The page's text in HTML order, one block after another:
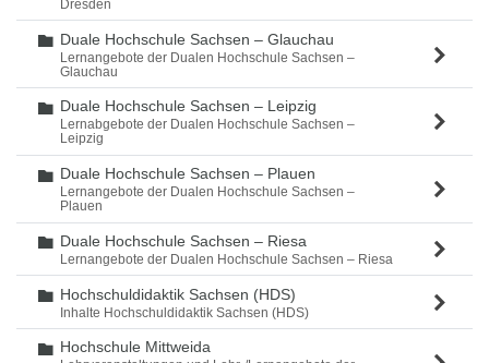
Dresden
Ordner
Duale Hochschule Sachsen – Glauchau
Lernangebote der Dualen Hochschule Sachsen –
Glauchau
Ordner
Duale Hochschule Sachsen – Leipzig
Lernabgebote der Dualen Hochschule Sachsen –
Leipzig
Ordner
Duale Hochschule Sachsen – Plauen
Lernangebote der Dualen Hochschule Sachsen –
Plauen
Ordner
Duale Hochschule Sachsen – Riesa
Lernangebote der Dualen Hochschule Sachsen – Riesa
Ordner
Hochschuldidaktik Sachsen (HDS)
Inhalte Hochschuldidaktik Sachsen (HDS)
Ordner
Hochschule Mittweida